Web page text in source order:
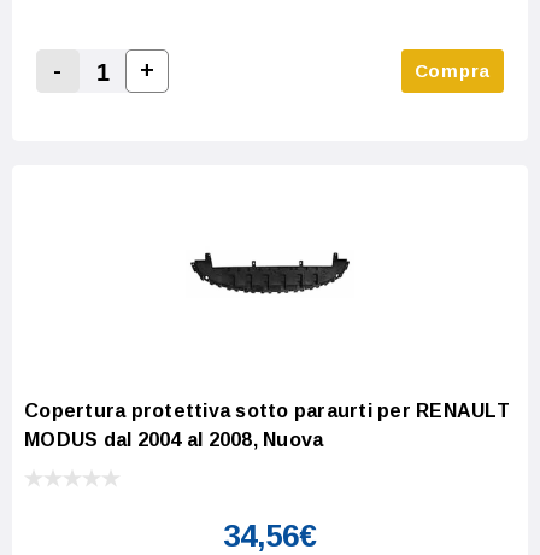
Decrease Quantity:
-
Increase Quantity:
+ Compra
Copertura protettiva sotto paraurti per RENAULT
MODUS dal 2004 al 2008, Nuova
34,56€